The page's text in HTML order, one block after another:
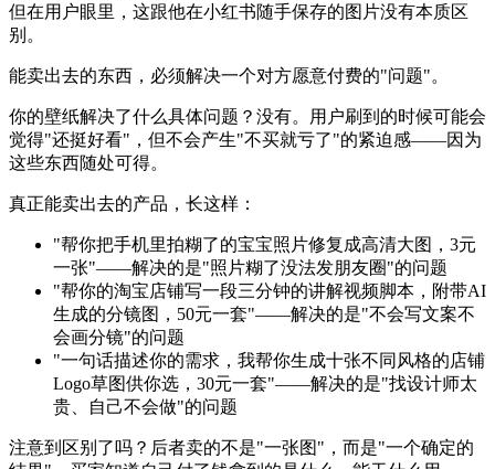
但在用户眼里，这跟他在小红书随手保存的图片没有本质区
别。
能卖出去的东西，必须解决一个对方愿意付费的"问题"。
你的壁纸解决了什么具体问题？没有。用户刷到的时候可能会
觉得"还挺好看"，但不会产生"不买就亏了"的紧迫感——因为
这些东西随处可得。
真正能卖出去的产品，长这样：
"帮你把手机里拍糊了的宝宝照片修复成高清大图，3元
一张"——解决的是"照片糊了没法发朋友圈"的问题
"帮你的淘宝店铺写一段三分钟的讲解视频脚本，附带AI
生成的分镜图，50元一套"——解决的是"不会写文案不
会画分镜"的问题
"一句话描述你的需求，我帮你生成十张不同风格的店铺
Logo草图供你选，30元一套"——解决的是"找设计师太
贵、自己不会做"的问题
注意到区别了吗？后者卖的不是"一张图"，而是"一个确定的